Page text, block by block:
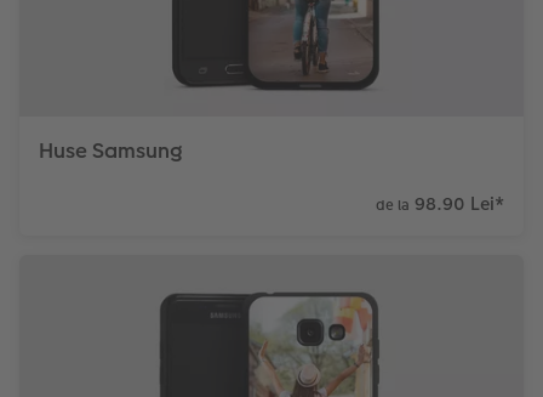
Huse Samsung
de la 98.90 Lei*